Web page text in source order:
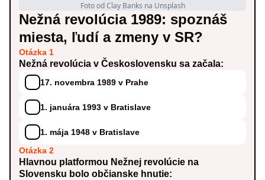
Foto od Clay Banks na Unsplash
Nežná revolúcia 1989: spoznáš
miesta, ľudí a zmeny v SR?
Otázka 1
Nežná revolúcia v Československu sa začala:
17. novembra 1989 v Prahe
1. januára 1993 v Bratislave
1. mája 1948 v Bratislave
Otázka 2
Hlavnou platformou Nežnej revolúcie na
Slovensku bolo občianske hnutie: